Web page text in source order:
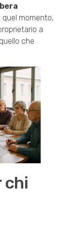
quel momento,
a
che
chi